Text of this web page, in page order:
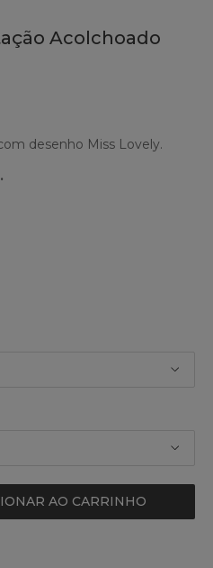
Acolchoado
desenho Miss Lovely.
AO CARRINHO